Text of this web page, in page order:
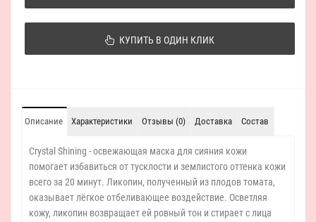
КУПИТЬ В ОДИН КЛИК
Описание Характеристики Отзывы (0) Доставка Состав
Crystal Shining - освежающая маска для сияния кожи
помогает избавиться от тусклости и землистого оттенка кожи
всего за 20 минут. Ликопин, полученный из плодов томата,
оказывает лёгкое отбеливающее воздействие. Осветляя
кожу, ликопин возвращает ей ровный тон и стирает с лица